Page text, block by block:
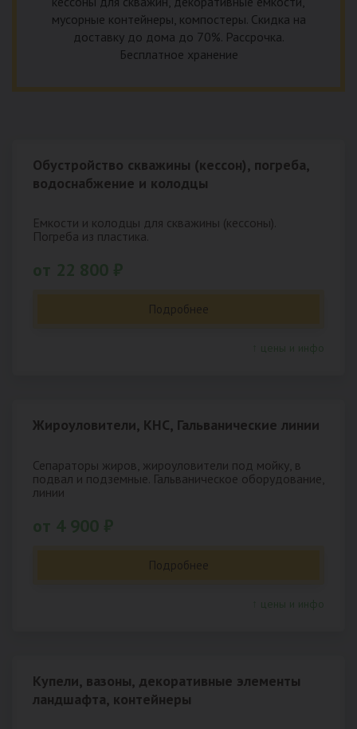
мусорные контейнеры, компостеры. Скидка на
доставку до дома до 70%. Рассрочка.
Бесплатное хранение
Обустройство скважины (кессон), погреба,
водоснабжение и колодцы
Емкости и колодцы для скважины (кессоны).
Погреба из пластика.
Подробнее
Жироуловители, КНС, Гальванические линии
Сепараторы жиров, жироуловители под мойку, в
подвал и подземные. Гальваническое оборудование,
линии
Подробнее
Купели, вазоны, декоративные элементы
ландшафта, контейнеры